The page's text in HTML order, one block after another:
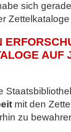
sich
AUF
mit den
zu